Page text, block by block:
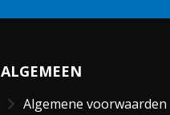
ALGEMEEN
Algemene voorwaarden